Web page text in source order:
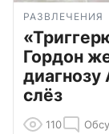
РАЗВЛЕЧЕНИЯ
Гордон
слёз
110